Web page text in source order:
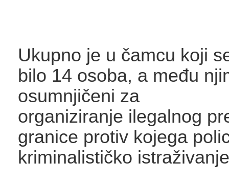
Ukupno je u čamcu koji
bilo 14 osoba, a među
osumnjičeni za
organiziranje ilegalnog
granice protiv kojega
kriminalističko